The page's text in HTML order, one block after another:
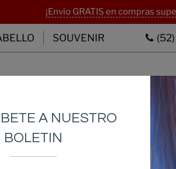
A NUESTRO
BOLETIN
¡Envío GRATIS en compras
SOUVENIR